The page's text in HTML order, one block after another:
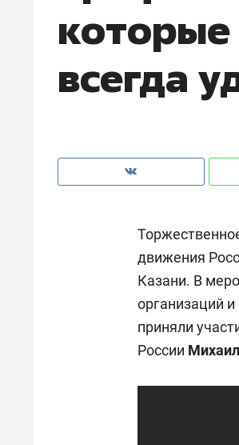
которые
всегда
движения
Казани. В
организаций
приняли
России
чем интересен Оман?
Рекомендуем
150 камер
ID вместо